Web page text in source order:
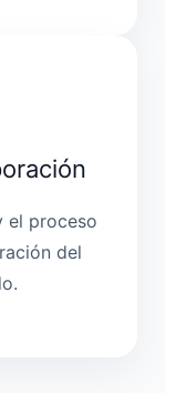
el proceso
del